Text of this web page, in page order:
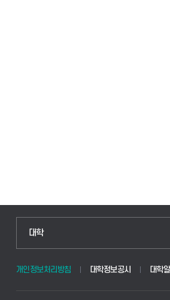
대학
개인정보처리방침 대학정보공시 대학